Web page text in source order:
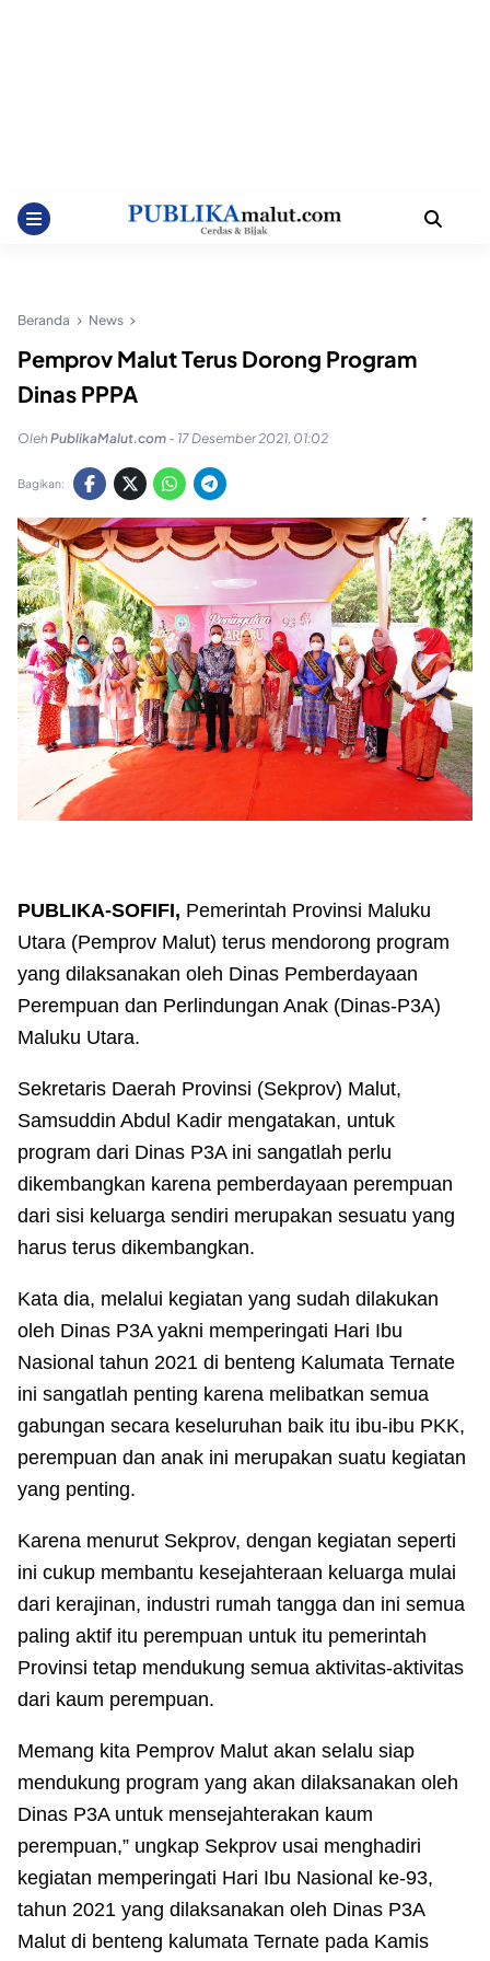
Beranda News
Pemprov Malut Terus Dorong Program
Dinas PPPA
OlehPublikaMalut.com - 17 Desember 2021, 01:02
Bagikan:
PUBLIKA-SOFIFI, Pemerintah Provinsi Maluku
Utara (Pemprov Malut) terus mendorong program
yang dilaksanakan oleh Dinas Pemberdayaan
Perempuan dan Perlindungan Anak (Dinas-P3A)
Maluku Utara.
Sekretaris Daerah Provinsi (Sekprov) Malut,
Samsuddin Abdul Kadir mengatakan, untuk
program dari Dinas P3A ini sangatlah perlu
dikembangkan karena pemberdayaan perempuan
dari sisi keluarga sendiri merupakan sesuatu yang
harus terus dikembangkan.
Kata dia, melalui kegiatan yang sudah dilakukan
oleh Dinas P3A yakni memperingati Hari Ibu
Nasional tahun 2021 di benteng Kalumata Ternate
ini sangatlah penting karena melibatkan semua
gabungan secara keseluruhan baik itu ibu-ibu PKK,
perempuan dan anak ini merupakan suatu kegiatan
yang penting.
Karena menurut Sekprov, dengan kegiatan seperti
ini cukup membantu kesejahteraan keluarga mulai
dari kerajinan, industri rumah tangga dan ini semua
paling aktif itu perempuan untuk itu pemerintah
Provinsi tetap mendukung semua aktivitas-aktivitas
dari kaum perempuan.
Memang kita Pemprov Malut akan selalu siap
mendukung program yang akan dilaksanakan oleh
Dinas P3A untuk mensejahterakan kaum
perempuan,” ungkap Sekprov usai menghadiri
kegiatan memperingati Hari Ibu Nasional ke-93,
tahun 2021 yang dilaksanakan oleh Dinas P3A
Malut di benteng kalumata Ternate pada Kamis